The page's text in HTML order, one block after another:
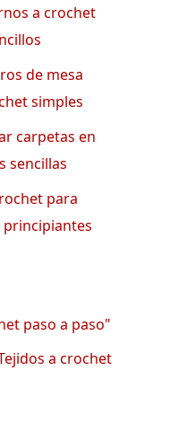
a crochet
de mesa
simples
carpetas en
sencillas
para
principiantes
paso a paso"
a crochet